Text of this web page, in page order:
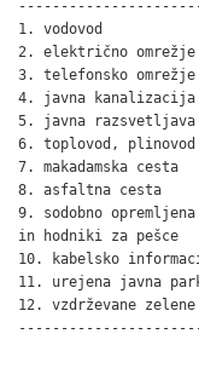
1. vodovod
2. električno
3. telefonsko
4. javna
5. javna
6. toplovod,
7. makadamska
8. asfaltna
9. sodobno
in hodniki za
10. kabelsko
11. urejena
12. vzdrževane